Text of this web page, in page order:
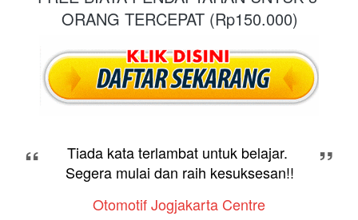
ORANG TERCEPAT (Rp150.000)
“
Tiada kata terlambat untuk belajar.
Segera mulai dan raih kesuksesan!!
”
Otomotif Jogjakarta Centre